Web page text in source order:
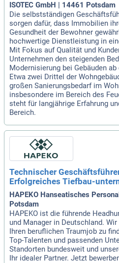
ISOTEC GmbH | 14461 Potsdam
Die selbstständigen
sorgen dafür, dass Immobilien
Gesundheit der Bewohner
hochwertige Dienstleistung in
Mit Fokus auf Qualität und
Unternehmen den steigenden
Modernisierung bei Gebäuden
Etwa zwei Drittel der
großen Sanierungsbedarf im
insbesondere im Bereich des
steht für langjährige Erfahrung
Bereich.
Technischer
Erfolgreiches Tiefbau-
HAPEKO Hanseatisches
Potsdam
HAPEKO ist die führende
und Manager in Deutschland.
Ihren beruflichen Traumjob zu
Top-Talenten und passenden
Standorten bundesweit und
Ihr idealer Partner. Jetzt